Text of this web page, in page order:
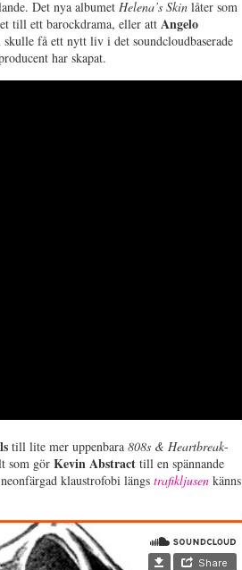
Det nya albumetHelena’s Skin låter som
till ett barockdrama, eller attAngelo
få ett nytt liv i det soundcloudbaserade
har skapat.
till lite mer uppenbara808s & Heartbreak-
som görKevin Abstract till en spännande
klaustrofobi längstrafikljusen känns